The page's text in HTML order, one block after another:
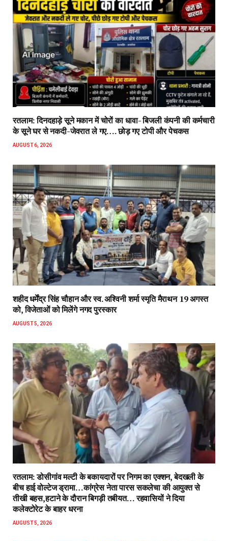
रतलाम: दिनदहाड़े सूने मकान में चोरों का धावा- बिजली कंपनी की कर्मचारी
के सूने घर से नकदी-जेवरात ले गए…. छोड़ गए टोपी और पेचकस
AUGUST 6, 2026
शहीद धर्मेंद्र सिंह चौहान और स्व. अश्विनी शर्मा स्मृति मैराथन 19 अगस्त
को, विजेताओं को मिलेंगे नगद पुरस्कार
AUGUST 5, 2026
रतलाम: डोसीगांव मल्टी के बकायदारों पर निगम का एक्शन, बेदखली के
बीच हाई वोल्टेज ड्रामा…कांग्रेस नेता पारस सकलेचा की आयुक्त से
तीखी बहस,हटाने के दौरान बिगड़ी तबीयत… रहवासियों ने दिया
कलेक्टोरेट के बाहर धरना
AUGUST 5, 2026